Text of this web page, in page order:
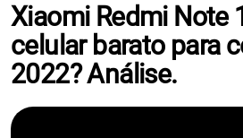
Xiaomi Redmi Note
celular barato para
2022? Análise.